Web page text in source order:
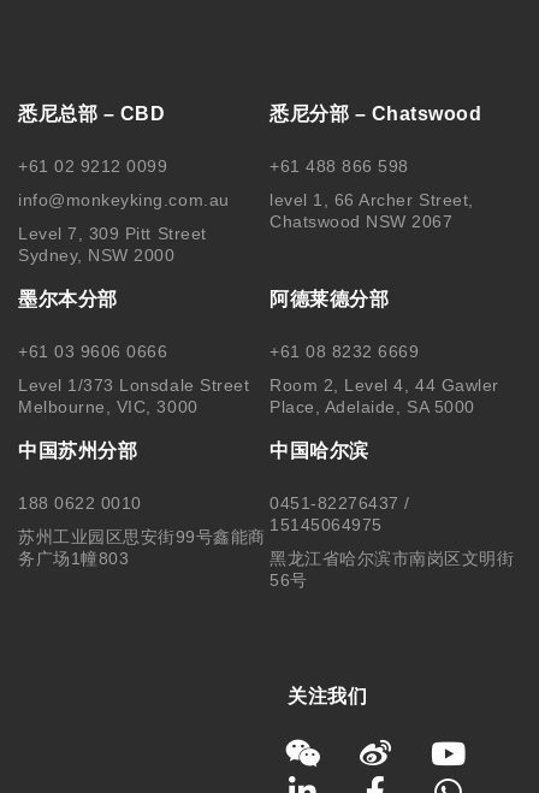
悉尼总部 – CBD
+61 02 9212 0099
info@monkeyking.com.au
Level 7, 309 Pitt Street
Sydney, NSW 2000
悉尼分部 – Chatswood
+61 488 866 598
level 1, 66 Archer Street,
Chatswood NSW 2067
墨尔本分部
+61 03 9606 0666
Level 1/373 Lonsdale Street
Melbourne, VIC, 3000
阿德莱德分部
+61 08 8232 6669
Room 2, Level 4, 44 Gawler
Place, Adelaide, SA 5000
中国苏州分部
188 0622 0010
苏州工业园区思安街99号鑫能商
务广场1幢803
中国哈尔滨
0451-82276437 /
15145064975
黑龙江省哈尔滨市南岗区文明街
56号
关注我们